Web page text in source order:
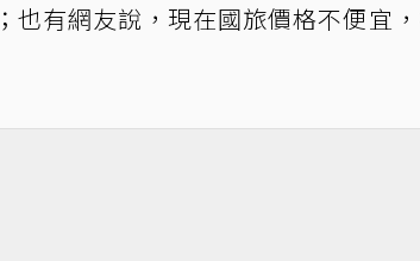
也有網友說，現在國旅價格不便宜